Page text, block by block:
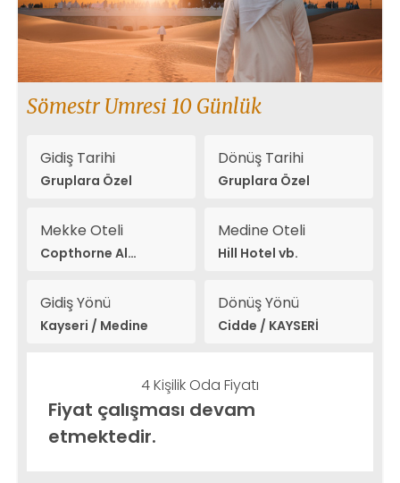
Sömestr Umresi 10 Günlük
Gidiş Tarihi
Gruplara Özel
Dönüş Tarihi
Gruplara Özel
Mekke Oteli
Copthorne Al
Medine Oteli
Hill Hotel vb.
Gidiş Yönü
Kayseri / Medine
Dönüş Yönü
Cidde / KAYSERİ
4 Kişilik Oda Fiyatı
Fiyat çalışması devam
etmektedir.